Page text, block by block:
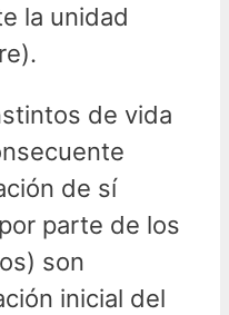
la unidad
de vida
de sí
parte de los
son
inicial del